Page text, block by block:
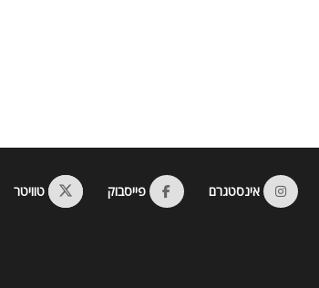
אינסטגרם פייסבוק טוויטר